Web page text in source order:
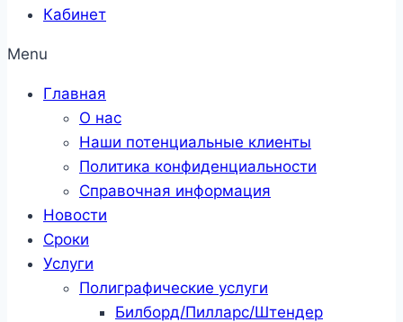
Кабинет
Menu
Главная
О нас
Наши потенциальные клиенты
Политика конфиденциальности
Справочная информация
Новости
Сроки
Услуги
Полиграфические услуги
Билборд/Пилларс/Штендер